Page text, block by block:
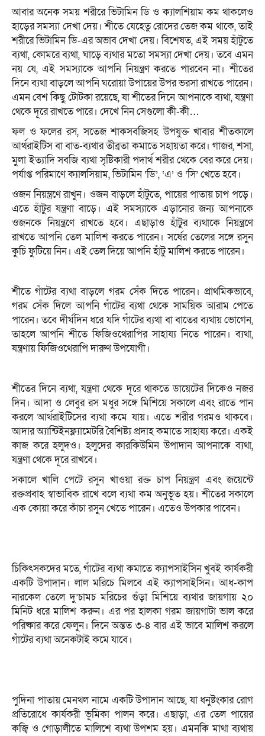
আবার অনেক সময় শরীরে ভিটামিন ডি ও ক্যালশিয়াম কম থাকলেও
হাড়ের সমস্যা দেখা দেয়। শীতে যেহেতু রোদের তেজ কম থাকে, তাই
শরীরে ভিটামিন ডি-এর অভাব দেখা দেয়। বিশেষত, এই সময় হাঁটুতে
ব্যথা, কোমরে ব্যথা, ঘাড়ে ব্যথার মতো সমস্যা দেখা দেয়। তবে এমন
নয় যে, এই সমস্যাকে আপনি নিয়ন্ত্রণ করতে পারবেন না। শীতের
দিনে ব্যথা বাড়লে আপনি ঘরোয়া উপায়ের উপর ভরসা রাখতে পারেন।
এমন বেশ কিছু টোটকা রয়েছে, যা শীতের দিনে আপনাকে ব্যথা, যন্ত্রণা
থেকে দূরে রাখতে পারে। দেখে নিন সেগুলো কী-কী…
ফল ও ফলের রস, সতেজ শাকসবজিসহ উপযুক্ত খাবার শীতকালে
আর্থরাইটিস বা বাত-ব্যথার তীব্রতা কমাতে সহায়তা করে। গাজর, শসা,
মুলা ইত্যাদি সবজি ব্যথা সৃষ্টিকারী পদার্থ শরীর থেকে বের করে দেয়।
পর্যাপ্ত পরিমাণে ক্যালসিয়াম, ভিটামিন ‘ডি’, ‘এ’ ও ‘সি’ খেতে হবে।
ওজন নিয়ন্ত্রণে রাখুন। ওজন বাড়লে হাঁটুতে, পায়ের পাতায় চাপ পড়ে।
এতে হাঁটুর যন্ত্রণা বাড়ে। এই সমস্যাকে এড়ানোর জন্য আপনাকে
ওজনকে নিয়ন্ত্রণে রাখতে হবে। এছাড়াও হাঁটুর ব্যথাকে নিয়ন্ত্রণে
রাখতে আপনি তেল মালিশ করতে পারেন। সর্ষের তেলের সঙ্গে রসুন
কুচি ফুটিয়ে নিন। এই তেল দিয়ে আপনি হাঁটু মালিশ করতে পারেন।
শীতে গাঁটের ব্যথা বাড়লে গরম সেঁক দিতে পারেন। প্রাথমিকভাবে,
গরম সেঁক দিলে আপনি গাঁটের ব্যথা থেকে সাময়িক আরাম পেতে
পারেন। তবে দীর্ঘদিন ধরে যদি গাঁটের ব্যথা বা বাতের ব্যথায় ভোগেন,
তাহলে আপনি শীতে ফিজিওথেরাপির সাহায্য নিতে পারেন। ব্যথা,
যন্ত্রণায় ফিজিওথেরাপি দারুণ উপযোগী।
শীতের দিনে ব্যথা, যন্ত্রণা থেকে দূরে থাকতে ডায়েটের দিকেও নজর
দিন। আদা ও লেবুর রস মধুর সঙ্গে মিশিয়ে সকালে এবং রাতে পান
করলে আর্থরাইটিসের ব্যথা কমে যায়। এতে শরীর গরমও থাকবে।
আদার অ্যান্টিইনফ্ল্যামেটরি বৈশিষ্ট্য প্রদাহ কমাতে সাহায্য করে। একই
কাজ করে হলুদও। হলুদের কারকিউমিন উপাদান আপনাকে ব্যথা,
যন্ত্রণা থেকে দূরে রাখবে।
সকালে খালি পেটে রসুন খাওয়া রক্ত চাপ নিয়ন্ত্রণ এবং জয়েন্টে
রক্তপ্রবাহ স্বাভাবিক রাখে বলে ব্যথা কম অনুভূত হয়। শীতের সকালে
এক কোয়া করে কাঁচা রসুন খেতে পারেন। এতেও উপকার পাবেন।
চিকিৎসকদের মতে, গাঁটের ব্যথা কমাতে ক্যাপসাইসিন খুবই কার্যকরী
একটি উপাদান। লাল মরিচে মিলবে এই ক্যাপসাইসিন। আধ-কাপ
নারকেল তেলে দু’চামচ মরিচের গুঁড়া মিশিয়ে ব্যথার জায়গায় ২০
মিনিট ধরে মালিশ করুন। এর পর হালকা গরম জায়গাটা ভাল করে
পরিষ্কার করে ফেলুন। দিনে অন্তত ৩-৪ বার এই ভাবে মালিশ করলে
গাঁটের ব্যথা অনেকটাই কমে যাবে।
পুদিনা পাতায় মেনথল নামে একটি উপাদান আছে, যা ধনুষ্টংকার রোগ
প্রতিরোধে কার্যকরী ভূমিকা পালন করে। এছাড়া, এর তেল পায়ের
কজ্বি ও গোড়ালীতে মালিশে ব্যথা উপশম হয়। এমনকি মাথা ব্যথায়